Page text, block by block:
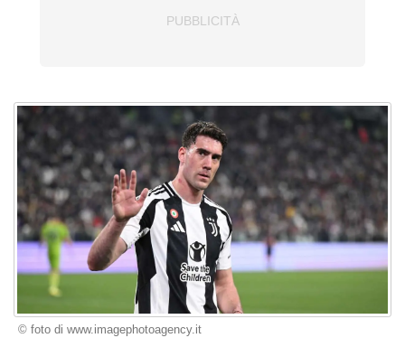
© foto di www.imagephotoagency.it